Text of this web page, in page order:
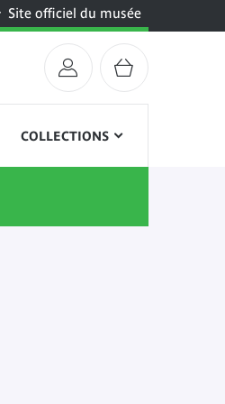
Site officiel du musée
COLLECTIONS